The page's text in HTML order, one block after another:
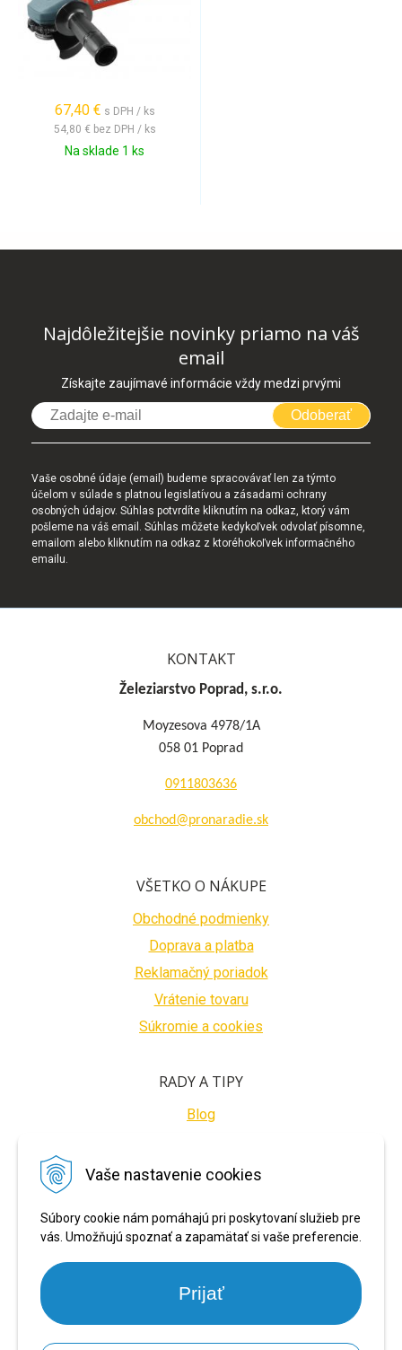
Vaše nastavenie cookies
Súbory cookie nám pomáhajú pri poskytovaní služieb pre
vás. Umožňujú spoznať a zapamätať si vaše preferencie.
Prijať
67,40 € s DPH / ks
54,80 € bez DPH / ks
Na sklade 1 ks
Najdôležitejšie novinky priamo na váš
email
Získajte zaujímavé informácie vždy medzi prvými
Odoberať
Vaše osobné údaje (email) budeme spracovávať len za týmto
účelom v súlade s platnou legislatívou a zásadami ochrany
osobných údajov. Súhlas potvrdíte kliknutím na odkaz, ktorý vám
pošleme na váš email. Súhlas môžete kedykoľvek odvolať písomne,
emailom alebo kliknutím na odkaz z ktoréhokoľvek informačného
emailu.
KONTAKT
Železiarstvo Poprad, s.r.o.
Moyzesova 4978/1A
058 01 Poprad
0911803636
obchod@pronaradie.sk
VŠETKO O NÁKUPE
Obchodné podmienky
Doprava a platba
Reklamačný poriadok
Vrátenie tovaru
Súkromie a cookies
RADY A TIPY
Blog
BEZPEČNÉ PLATBY